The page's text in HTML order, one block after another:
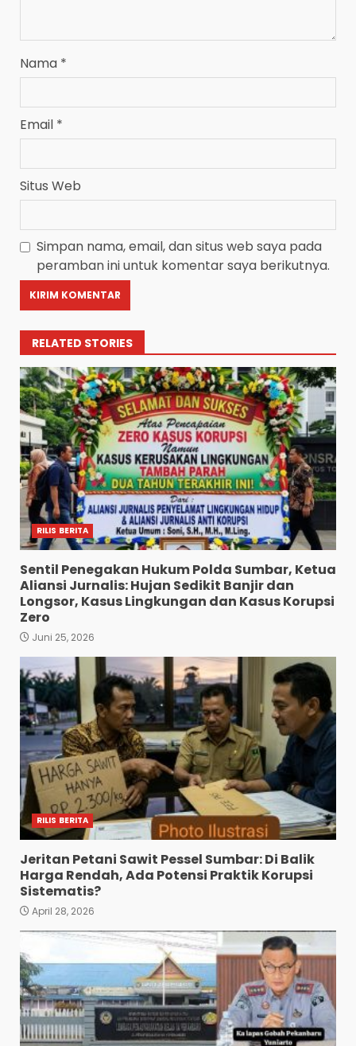
Nama *
Email *
Situs Web
Simpan nama, email, dan situs web saya pada
peramban ini untuk komentar saya berikutnya.
RELATED STORIES
RILIS BERITA
Sentil Penegakan Hukum Polda Sumbar, Ketua
Aliansi Jurnalis: Hujan Sedikit Banjir dan
Longsor, Kasus Lingkungan dan Kasus Korupsi
Zero
Juni 25, 2026
RILIS BERITA
Jeritan Petani Sawit Pessel Sumbar: Di Balik
Harga Rendah, Ada Potensi Praktik Korupsi
Sistematis?
April 28, 2026